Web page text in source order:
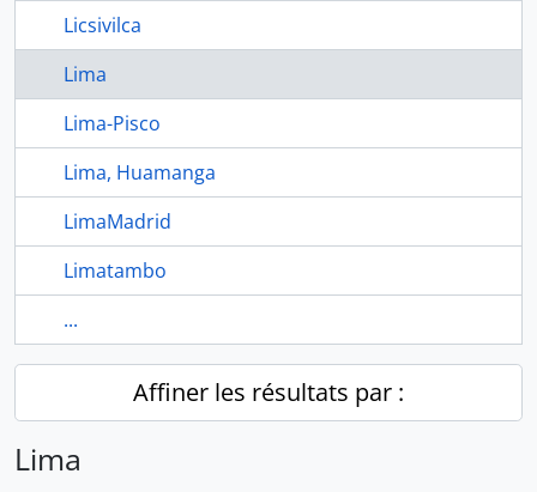
Licsivilca
Lima
Lima-Pisco
Lima, Huamanga
LimaMadrid
Limatambo
...
Affiner les résultats par :
Lima